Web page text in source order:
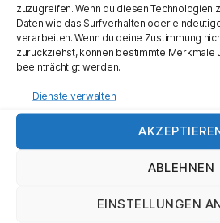
zuzugreifen. Wenn du diesen Technologien
Daten wie das Surfverhalten oder
verarbeiten. Wenn du deine Zustimmung
zurückziehst, können bestimmte Merkmale
beeinträchtigt werden.
Dienste verwalten
ABLEHNEN
EINSTELLUNGEN
Werbung
#teehochn #teeladen
Video
is at City Carré
2 months ago
eingetroffen Unsere #shincha
allllleeee daaaaaa. Und die